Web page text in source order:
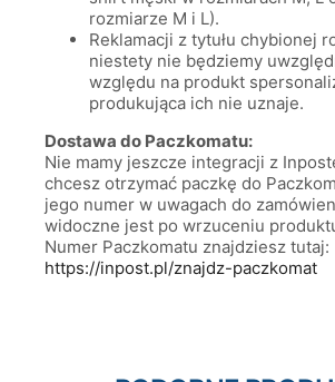
rozmiarze M i L).
Reklamacji z tytułu chybionej
niestety nie będziemy
względu na produkt
produkująca ich nie uznaje.
Dostawa do Paczkomatu:
Nie mamy jeszcze integracji z
chcesz otrzymać paczkę do
jego numer w uwagach do
widoczne jest po wrzuceniu
Numer Paczkomatu znajdziesz tutaj:
https://inpost.pl/znajdz-paczkomat